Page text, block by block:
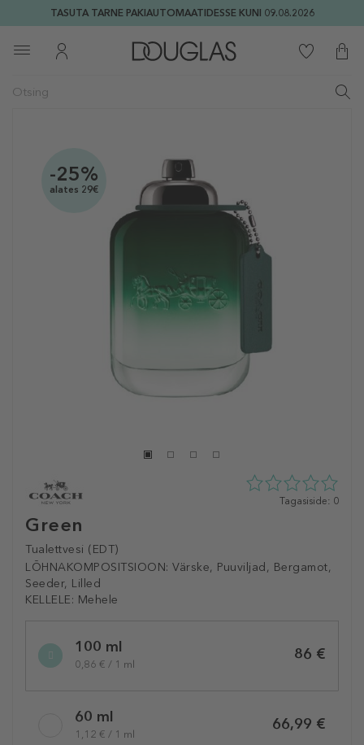
TASUTA TARNE PAKIAUTOMAATIDESSE KUNI 09.08.2026
-25%
alates 29€
Green
Tualettvesi (EDT)
LÕHNAKOMPOSITSIOON: Värske, Puuviljad, Bergamot,
Seeder, Lilled
KELLELE: Mehele
0
Tagasiside: 0
variation100 ml
0,86 € / 1 ml
86 €
60 ml
1,12 € / 1 ml
66,99 €